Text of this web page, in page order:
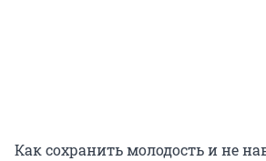
Как сохранить молодость и не